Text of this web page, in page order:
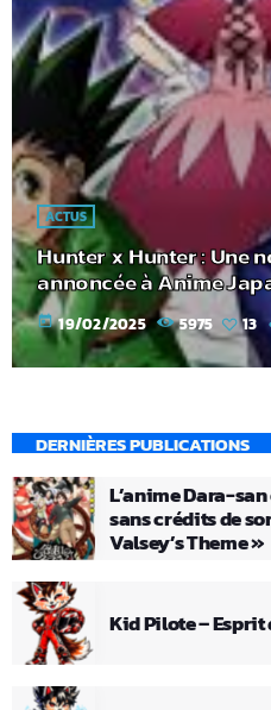
ACTUS
Hunter x Hunter : Une
annoncée à Anime
today 19/02/2025 5975 13
DERNIÈRES PUBLICATIONS
L’anime Dara-
sans crédits de
Valsey’s Theme »
Kid Pilote – Esprit